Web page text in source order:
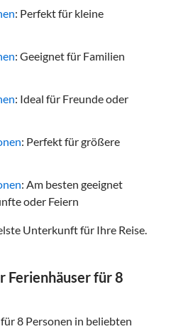
: Perfekt für kleine
: Geeignet für Familien
: Ideal für Freunde oder
: Perfekt für größere
: Am besten geeignet
oder Feiern
Unterkunft für Ihre Reise.
Ferienhäuser für 8
8 Personen in beliebten